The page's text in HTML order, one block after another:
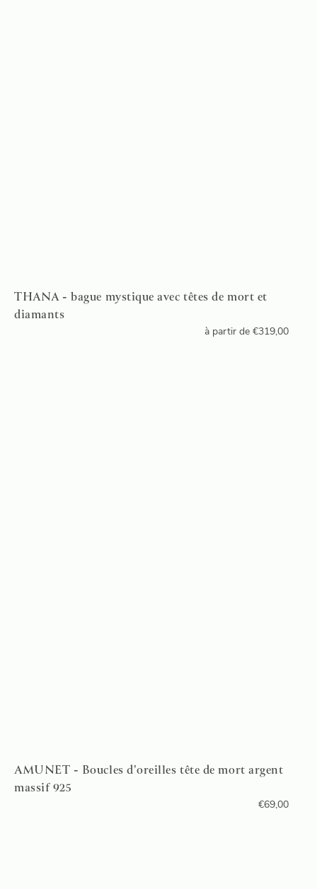
THANA - bague mystique avec têtes de mort et
diamants
à partir de €319,00
AMUNET - Boucles d'oreilles tête de mort argent
massif 925
€69,00